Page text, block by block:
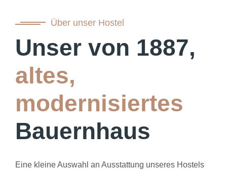
Über unser Hostel
Unser von 1887,
altes,
modernisiertes
Bauernhaus
Eine kleine Auswahl an Ausstattung unseres Hostels